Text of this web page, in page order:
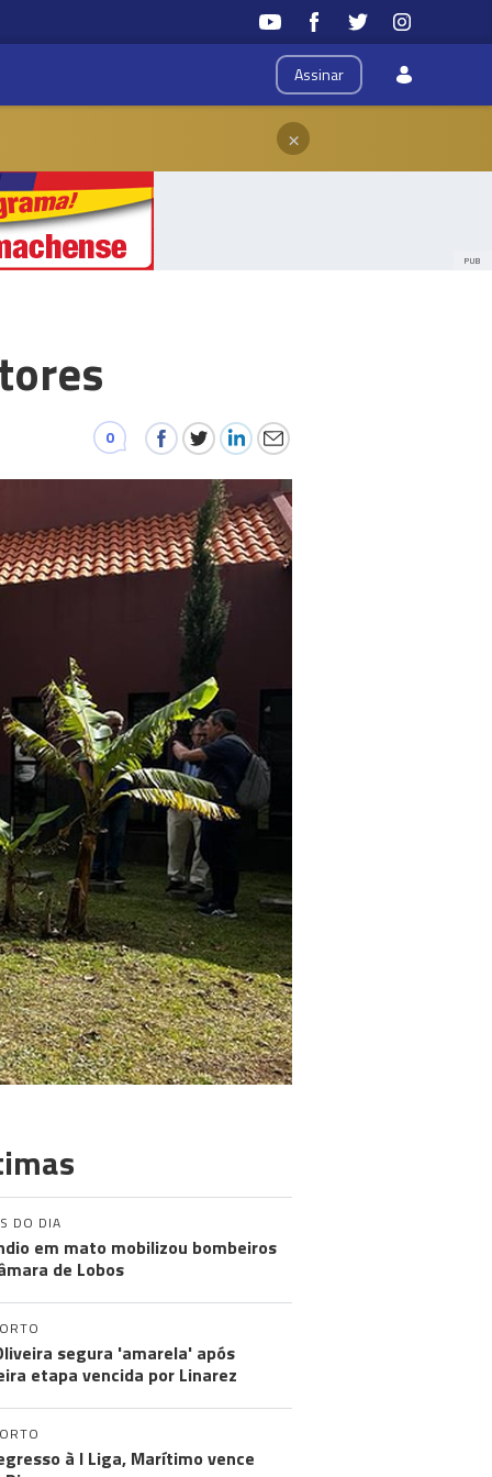
Assinar
×
PUB
0
DO DIA
em mato mobilizou bombeiros
de Lobos
segura 'amarela' após
etapa vencida por Linarez
à I Liga, Marítimo vence